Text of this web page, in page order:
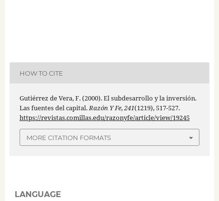
HOW TO CITE
Gutiérrez de Vera, F. (2000). El subdesarrollo y la inversión.
Las fuentes del capital.Razón Y Fe,241(1219), 517-527.
https://revistas.comillas.edu/razonyfe/article/view/19245
MORE CITATION FORMATS
LANGUAGE